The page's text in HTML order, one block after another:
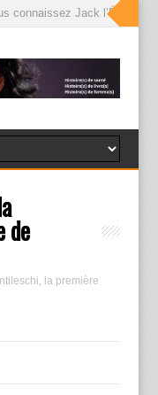
connaissez Jack
de
la première